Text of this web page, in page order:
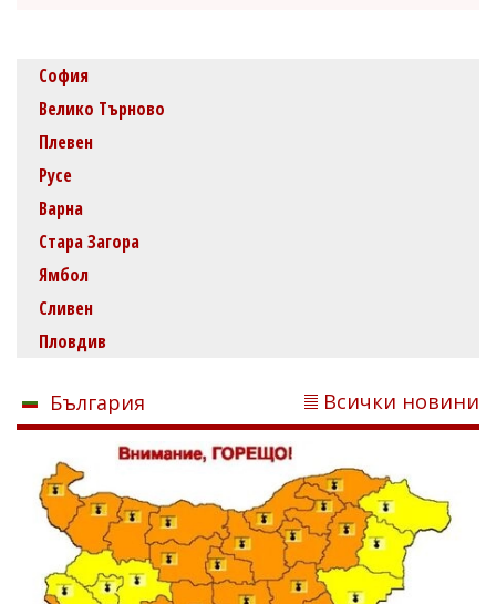
София
Велико Търново
Плевен
Русе
Варна
Стара Загора
Ямбол
Сливен
Пловдив
България Всички новини